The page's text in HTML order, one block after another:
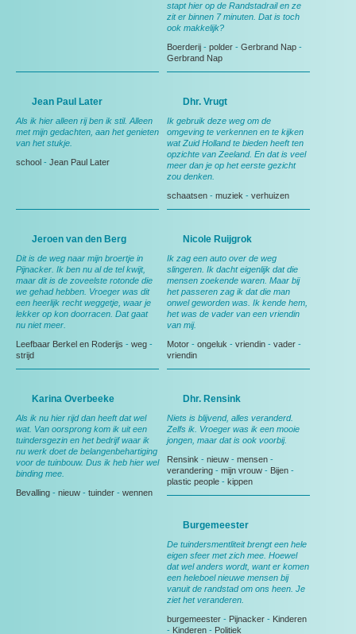
stapt hier op de Randstadrail en ze
zit er binnen 7 minuten. Dat is toch
ook makkelijk?
Boerderij - polder - Gerbrand Nap -
Gerbrand Nap
Jean Paul Later
Als ik hier alleen rij ben ik stil. Alleen
met mijn gedachten, aan het genieten
van het stukje.
school - Jean Paul Later
Dhr. Vrugt
Ik gebruik deze weg om de
omgeving te verkennen en te kijken
wat Zuid Holland te bieden heeft ten
opzichte van Zeeland. En dat is veel
meer dan je op het eerste gezicht
zou denken.
schaatsen - muziek - verhuizen
Jeroen van den Berg
Dit is de weg naar mijn broertje in
Pijnacker. Ik ben nu al de tel kwijt,
maar dit is de zoveelste rotonde die
we gehad hebben. Vroeger was dit
een heerlijk recht weggetje, waar je
lekker op kon doorracen. Dat gaat
nu niet meer.
Leefbaar Berkel en Roderijs - weg -
strijd
Nicole Ruijgrok
Ik zag een auto over de weg
slingeren. Ik dacht eigenlijk dat die
mensen zoekende waren. Maar bij
het passeren zag ik dat die man
onwel geworden was. Ik kende hem,
het was de vader van een vriendin
van mij.
Motor - ongeluk - vriendin - vader -
vriendin
Karina Overbeeke
Als ik nu hier rijd dan heeft dat wel
wat. Van oorsprong kom ik uit een
tuindersgezin en het bedrijf waar ik
nu werk doet de belangenbehartiging
voor de tuinbouw. Dus ik heb hier wel
binding mee.
Bevalling - nieuw - tuinder - wennen
Dhr. Rensink
Niets is blijvend, alles veranderd.
Zelfs ik. Vroeger was ik een mooie
jongen, maar dat is ook voorbij.
Rensink - nieuw - mensen -
verandering - mijn vrouw - Bijen -
plastic people - kippen
Burgemeester
De tuindersmentliteit brengt een hele
eigen sfeer met zich mee. Hoewel
dat wel anders wordt, want er komen
een heleboel nieuwe mensen bij
vanuit de randstad om ons heen. Je
ziet het veranderen.
burgemeester - Pijnacker - Kinderen
- Kinderen - Politiek